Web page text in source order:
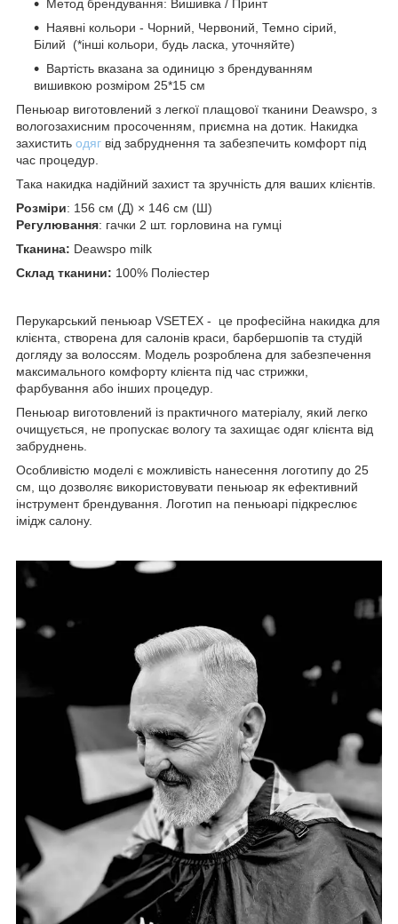
Метод брендування: Вишивка / Принт
Наявні кольори - Чорний, Червоний, Темно сірий,
Білий (*інші кольори, будь ласка, уточняйте)
Вартість вказана за одиницю з брендуванням
вишивкою розміром 25*15 см
Пеньюар виготовлений з легкої плащової тканини Deawspo, з
вологозахисним просоченням, приємна на дотик. Накидка
захистить одяг від забруднення та забезпечить комфорт під
час процедур.
Така накидка надійний захист та зручність для ваших клієнтів.
Розміри: 156 см (Д) × 146 см (Ш)
Регулювання: гачки 2 шт. горловина на гумці
Тканина: Deawspo milk
Склад тканини: 100% Поліестер
Перукарський пеньюар VSETEX - це професійна накидка для
клієнта, створена для салонів краси, барбершопів та студій
догляду за волоссям. Модель розроблена для забезпечення
максимального комфорту клієнта під час стрижки,
фарбування або інших процедур.
Пеньюар виготовлений із практичного матеріалу, який легко
очищується, не пропускає вологу та захищає одяг клієнта від
забруднень.
Особливістю моделі є можливість нанесення логотипу до 25
см, що дозволяє використовувати пеньюар як ефективний
інструмент брендування. Логотип на пеньюарі підкреслює
імідж салону.